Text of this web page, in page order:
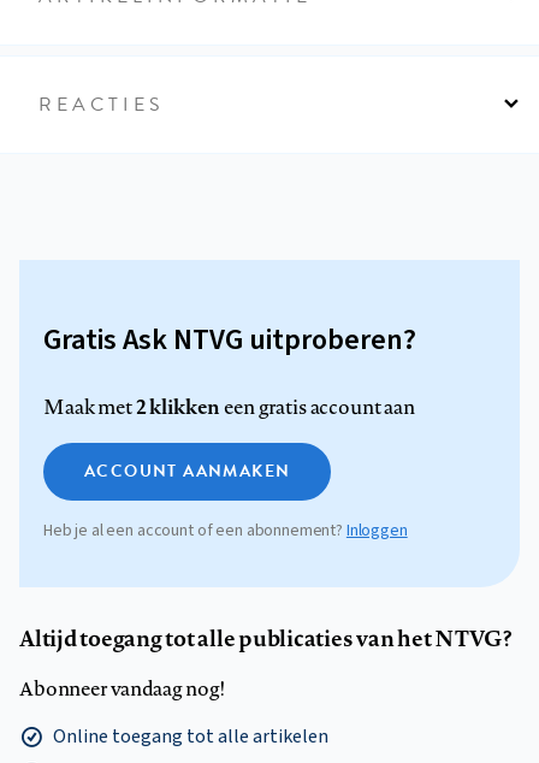
REACTIES
Gratis Ask NTVG uitproberen?
Maak met2 klikkeneen gratis account aan
ACCOUNT AANMAKEN
Heb je al een account of een abonnement?Inloggen
Altijd toegang tot alle publicaties van het NTVG?
Abonneer vandaag nog!
Online toegang tot alle artikelen